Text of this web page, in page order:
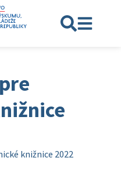
knižnice 2022